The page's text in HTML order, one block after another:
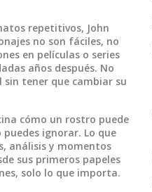
repetitivos, John
no son fáciles, no
en películas o series
años después. No
tener que cambiar su
cómo un rostro puede
ignorar. Lo que
análisis y momentos
sus primeros papeles
solo lo que importa.